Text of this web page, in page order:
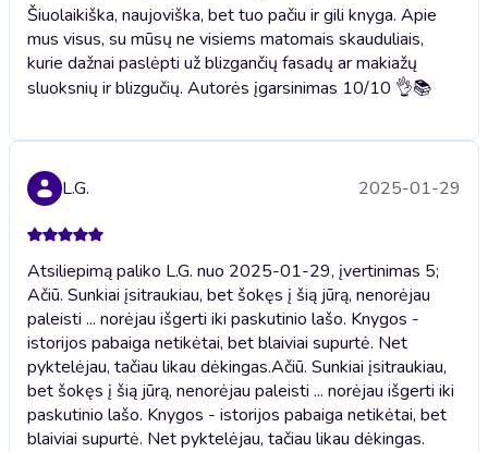
Šiuolaikiška, naujoviška, bet tuo pačiu ir gili knyga. Apie
mus visus, su mūsų ne visiems matomais skauduliais,
kurie dažnai paslėpti už blizgančių fasadų ar makiažų
sluoksnių ir blizgučių. Autorės įgarsinimas 10/10 👌📚
L.G. 2025-01-29
Atsiliepimą paliko L.G. nuo 2025-01-29, įvertinimas 5;
Ačiū. Sunkiai įsitraukiau, bet šokęs į šią jūrą, nenorėjau
paleisti ... norėjau išgerti iki paskutinio lašo. Knygos -
istorijos pabaiga netikėtai, bet blaiviai supurtė. Net
pyktelėjau, tačiau likau dėkingas.Ačiū. Sunkiai įsitraukiau,
bet šokęs į šią jūrą, nenorėjau paleisti ... norėjau išgerti iki
paskutinio lašo. Knygos - istorijos pabaiga netikėtai, bet
blaiviai supurtė. Net pyktelėjau, tačiau likau dėkingas.